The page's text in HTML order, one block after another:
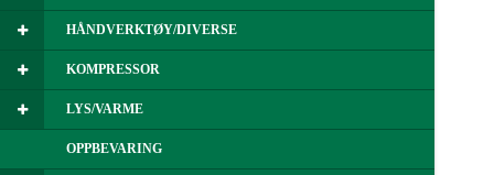
HÅNDVERKTØY/DIVERSE
KOMPRESSOR
LYS/VARME
OPPBEVARING